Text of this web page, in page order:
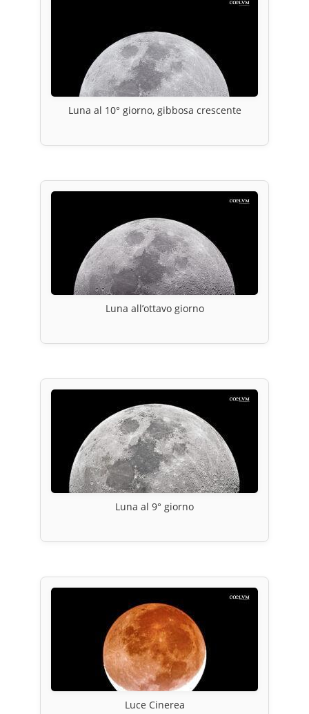
Luna al 10° giorno, gibbosa crescente
Luna all’ottavo giorno
Luna al 9° giorno
Luce Cinerea